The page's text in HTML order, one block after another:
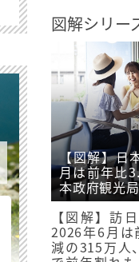
図解シリー
【図解】日
月は前年比
本政府観光局
【図解】訪
2026年6月は
減の315万人